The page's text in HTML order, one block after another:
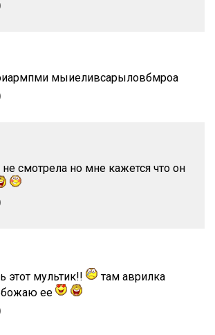
мыиеливсарыловбмроа
не смотрела но мне кажется что он
этот мультик!!
там аврилка
ее